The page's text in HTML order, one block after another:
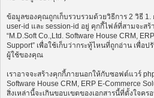
ข้อมูลของคุณถูกเก็บรวบรวมด้วยวิธีการ 2 วิธี 1.
user-id และ session-id อยู่ คุกกี้ไฟล์ที่สามจะส
“M.D.Soft Co.,Ltd. Software House CRM,
Support” เพื่อใช้เก็บว่ากระทู้ไหนที่ถูกอ่าน เพื่อ
ผู้ใช้ของคุณ
เราอาจจะสร้างคุกกี้ภายนอกให้กับซอฟต์แวร์
Software House CRM, ERP E-Commerce
สิ่งเหล่านี้จะเกินขอบเขตของเอกสารนี้ที่ตั้งใจค